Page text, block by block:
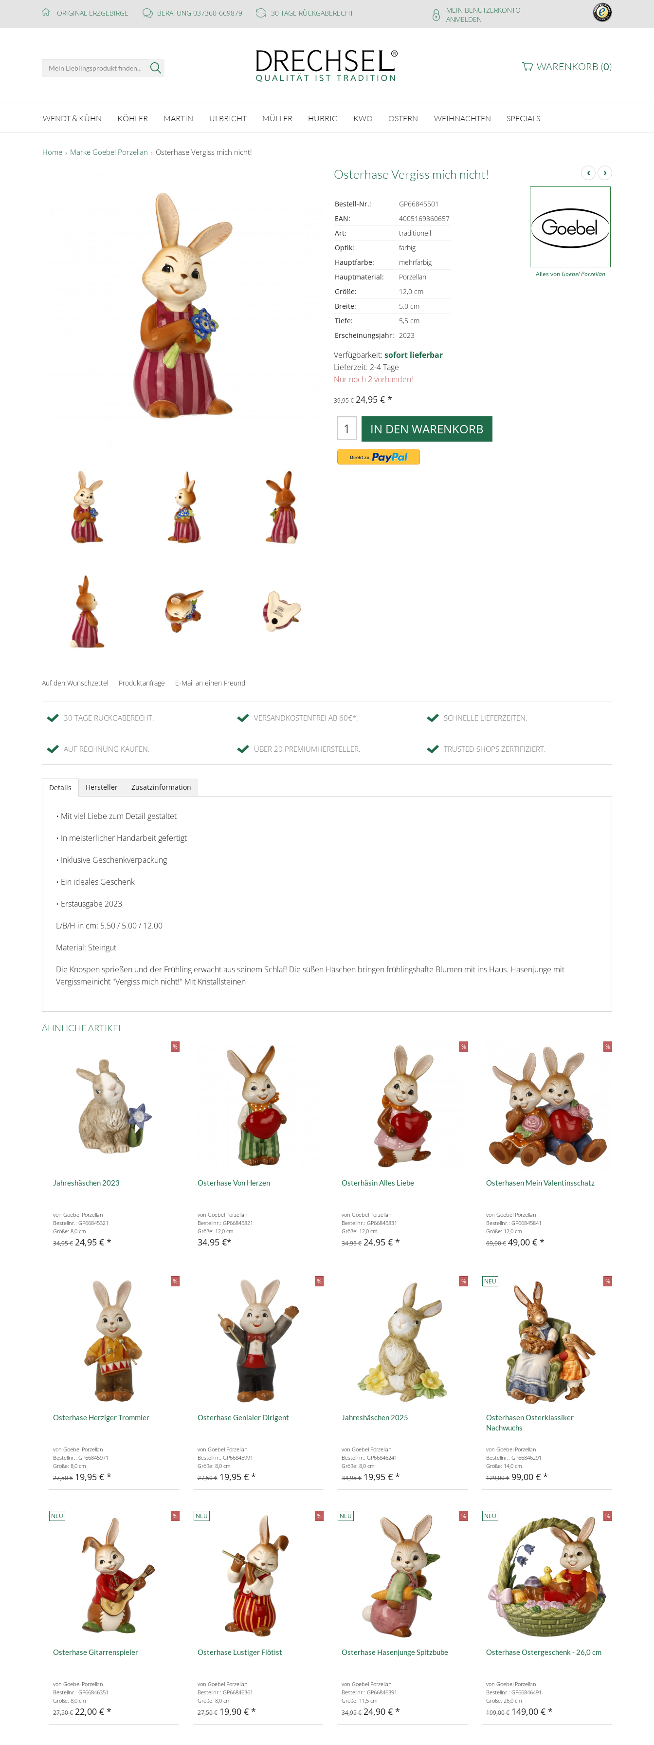
ORIGINAL ERZGEBIRGE BERATUNG 037360-669879 30 TAGE RÜCKGABERECHT
MEIN BENUTZERKONTO
ANMELDEN
WARENKORB (0)
WENDT & KÜHN KÖHLER MARTIN ULBRICHT MÜLLER HUBRIG KWO OSTERN WEIHNACHTEN SPECIALS
Home Marke Goebel Porzellan Osterhase Vergiss mich nicht!
‹ ›
Osterhase Vergiss mich nicht!
Bestell-Nr.:
GP66845501
EAN:
4005169360657
Art:
traditionell
Optik:
farbig
Hauptfarbe:
mehrfarbig
Hauptmaterial:
Porzellan
Größe:
12,0 cm
Breite:
5,0 cm
Tiefe:
5,5 cm
Erscheinungsjahr: 2023
Alles von Goebel Porzellan
Verfügbarkeit: sofort lieferbar
Lieferzeit: 2-4 Tage
Nur noch 2vorhanden!
39,95 € 24,95 €
IN DEN WARENKORB
Auf den Wunschzettel Produktanfrage E-Mail an einen Freund
30 TAGE RÜCKGABERECHT. VERSANDKOSTENFREI AB 60€*. SCHNELLE LIEFERZEITEN.
AUF RECHNUNG KAUFEN. ÜBER 20 PREMIUMHERSTELLER. TRUSTED SHOPS ZERTIFIZIERT.
Details Hersteller Zusatzinformation
• Mit viel Liebe zum Detail gestaltet
• In meisterlicher Handarbeit gefertigt
• Inklusive Geschenkverpackung
• Ein ideales Geschenk
• Erstausgabe 2023
L/B/H in cm: 5.50 / 5.00 / 12.00
Material: Steingut
Die Knospen sprießen und der Frühling erwacht aus seinem Schlaf! Die süßen Häschen bringen frühlingshafte Blumen mit ins Haus. Hasenjunge mit
Vergissmeinicht "Vergiss mich nicht!" Mit Kristallsteinen
ÄHNLICHE ARTIKEL
%
Jahreshäschen 2023
von Goebel Porzellan
Bestellnr.: GP66845321
Größe: 8,0 cm
34,95 € 24,95 €
Osterhase Von Herzen
von Goebel Porzellan
Bestellnr.: GP66845821
Größe: 12,0 cm
34,95 €
%
Osterhäsin Alles Liebe
von Goebel Porzellan
Bestellnr.: GP66845831
Größe: 12,0 cm
34,95 € 24,95 €
%
Osterhasen Mein Valentinsschatz
von Goebel Porzellan
Bestellnr.: GP66845841
Größe: 12,0 cm
69,00 € 49,00 €
%
Osterhase Herziger Trommler
von Goebel Porzellan
Bestellnr.: GP66845971
Größe: 8,0 cm
27,50 € 19,95 €
%
Osterhase Genialer Dirigent
von Goebel Porzellan
Bestellnr.: GP66845991
Größe: 8,0 cm
27,50 € 19,95 €
%
Jahreshäschen 2025
von Goebel Porzellan
Bestellnr.: GP66846241
Größe: 8,0 cm
34,95 € 19,95 €
%
NEU
Osterhasen Osterklassiker
Nachwuchs
von Goebel Porzellan
Bestellnr.: GP66846291
Größe: 14,0 cm
129,00 € 99,00 €
%
NEU
Osterhase Gitarrenspieler
von Goebel Porzellan
Bestellnr.: GP66846351
Größe: 8,0 cm
27,50 € 22,00 €
%
NEU
Osterhase Lustiger Flötist
von Goebel Porzellan
Bestellnr.: GP66846361
Größe: 8,0 cm
27,50 € 19,90 €
%
NEU
Osterhase Hasenjunge Spitzbube
von Goebel Porzellan
Bestellnr.: GP66846391
Größe: 11,5 cm
34,95 € 24,90 €
%
NEU
Osterhase Ostergeschenk - 26,0 cm
von Goebel Porzellan
Bestellnr.: GP66846491
Größe: 26,0 cm
199,00 € 149,00 €